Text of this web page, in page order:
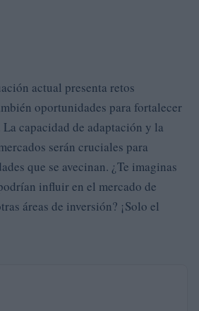
actual presenta retos
oportunidades para fortalecer
capacidad de adaptación y la
serán cruciales para
que se avecinan. ¿Te imaginas
influir en el mercado de
áreas de inversión? ¡Solo el